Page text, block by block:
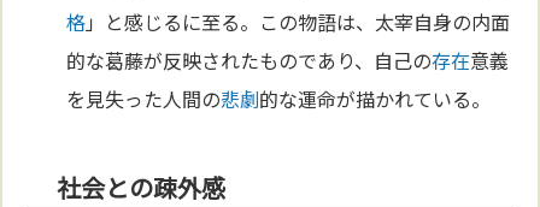
格」と感じるに至る。この物語は、太宰自身の内面
的な葛藤が反映されたものであり、自己の存在意義
を見失った人間の悲劇的な運命が描かれている。
社会との疎外感